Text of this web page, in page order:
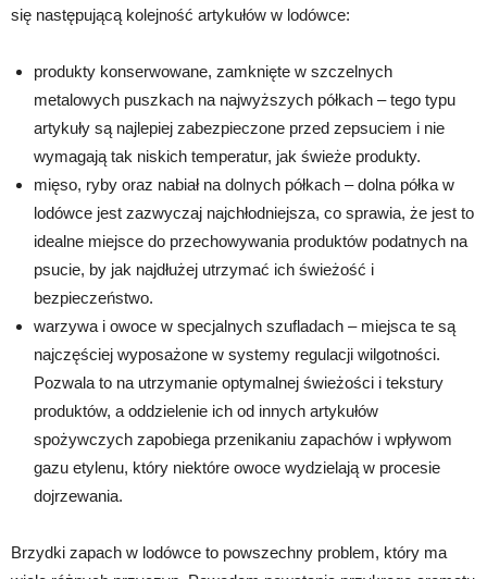
się następującą kolejność artykułów w lodówce:
produkty konserwowane, zamknięte w szczelnych
metalowych puszkach na najwyższych półkach – tego typu
artykuły są najlepiej zabezpieczone przed zepsuciem i nie
wymagają tak niskich temperatur, jak świeże produkty.
mięso, ryby oraz nabiał na dolnych półkach – dolna półka w
lodówce jest zazwyczaj najchłodniejsza, co sprawia, że jest to
idealne miejsce do przechowywania produktów podatnych na
psucie, by jak najdłużej utrzymać ich świeżość i
bezpieczeństwo.
warzywa i owoce w specjalnych szufladach – miejsca te są
najczęściej wyposażone w systemy regulacji wilgotności.
Pozwala to na utrzymanie optymalnej świeżości i tekstury
produktów, a oddzielenie ich od innych artykułów
spożywczych zapobiega przenikaniu zapachów i wpływom
gazu etylenu, który niektóre owoce wydzielają w procesie
dojrzewania.
Brzydki zapach w lodówce to powszechny problem, który ma